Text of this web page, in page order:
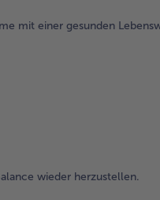
mit einer gesunden
wieder herzustellen.